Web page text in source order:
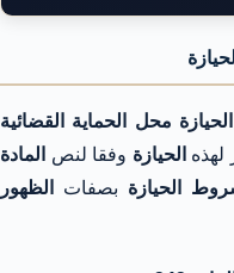
محل الحماية القضائية
الحيازة وفقا لنص
المادة
الحيازة بصفات
الظهور